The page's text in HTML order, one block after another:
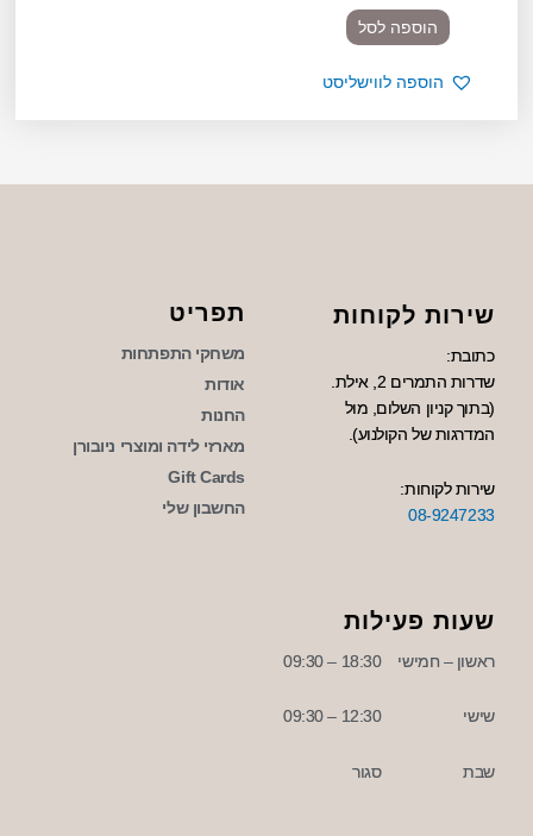
הוספה לסל
הוספה לווישליסט
שירות לקוחות
כתובת:
שדרות התמרים 2, אילת.
(בתוך קניון השלום, מול
המדרגות של הקולנוע).
שירות לקוחות:
08-9247233
תפריט
משחקי התפתחות
אודות
החנות
מארזי לידה ומוצרי ניובורן
Gift Cards
החשבון שלי
שעות פעילות
ראשון – חמישי
שישי
שבת
18:30 – 09:30
12:30 – 09:30
סגור